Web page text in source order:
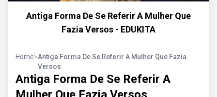
Antiga Forma De Se Referir A Mulher Que
Fazia Versos - EDUKITA
Home>Antiga Forma De Se Referir A Mulher Que Fazia
Versos
Antiga Forma De Se Referir A